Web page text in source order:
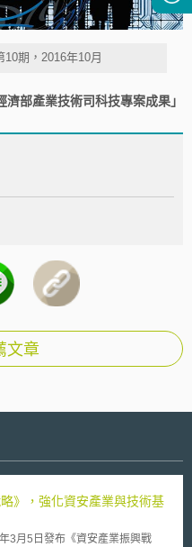
10期，2016年10月
濟部產業技術司科技專案成果」
文章
》，強化資安產業與技術基
3月5日發布《資安產業振興戰